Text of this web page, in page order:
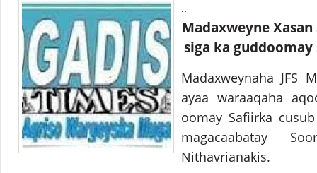
..
Madaxweyne
siga ka
Madaxweynaha JFS
ayaa waraaqaha
oomay Safiirka
magacaabatay
Nithavrianakis.